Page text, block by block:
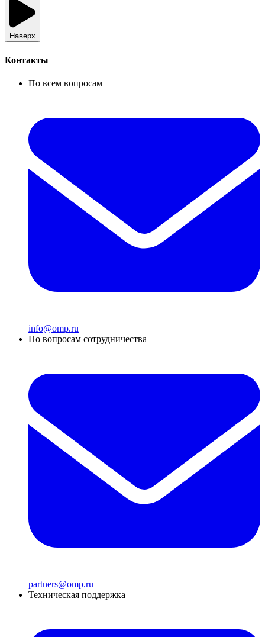
Наверх
Контакты
По всем вопросам
info@omp.ru
По вопросам сотрудничества
partners@omp.ru
Техническая поддержка